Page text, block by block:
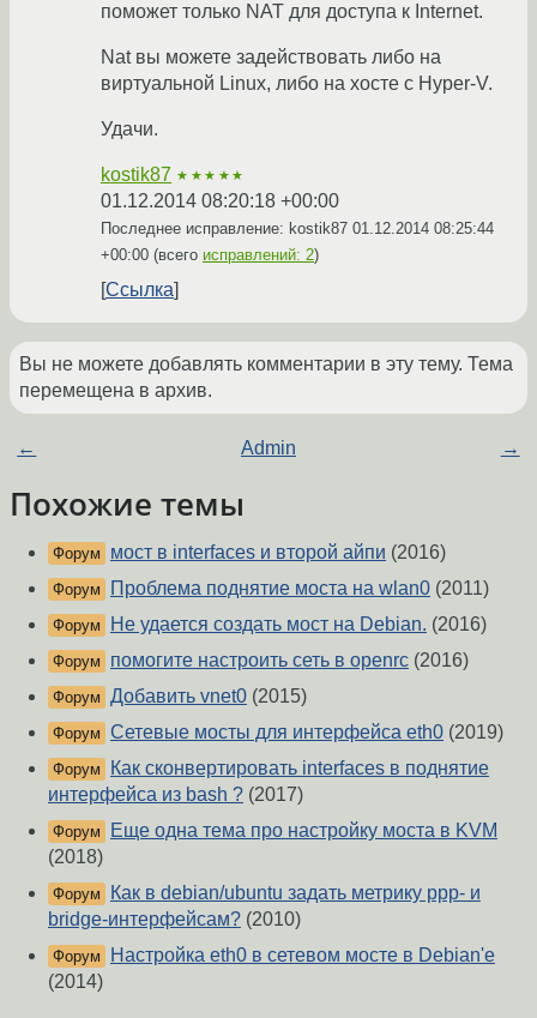
поможет только NAT для доступа к Internet.
Nat вы можете задействовать либо на
виртуальной Linux, либо на хосте с Hyper-V.
Удачи.
kostik87 ★★★★★
01.12.2014 08:20:18 +00:00
Последнее исправление: kostik87 01.12.2014 08:25:44
+00:00 (всего исправлений: 2)
Ссылка
Вы не можете добавлять комментарии в эту тему. Тема
перемещена в архив.
← Admin →
Похожие темы
Форум мост в interfaces и второй айпи (2016)
Форум Проблема поднятие моста на wlan0 (2011)
Форум Не удается создать мост на Debian. (2016)
Форум помогите настроить сеть в openrc (2016)
Форум Добавить vnet0 (2015)
Форум Сетевые мосты для интерфейса eth0 (2019)
Форум
Как сконвертировать interfaces в поднятие
интерфейса из bash ? (2017)
Форум
Еще одна тема про настройку моста в KVM
(2018)
Форум
Как в debian/ubuntu задать метрику ppp- и
bridge-интерфейсам? (2010)
Форум
Настройка eth0 в сетевом мосте в Debian'е
(2014)